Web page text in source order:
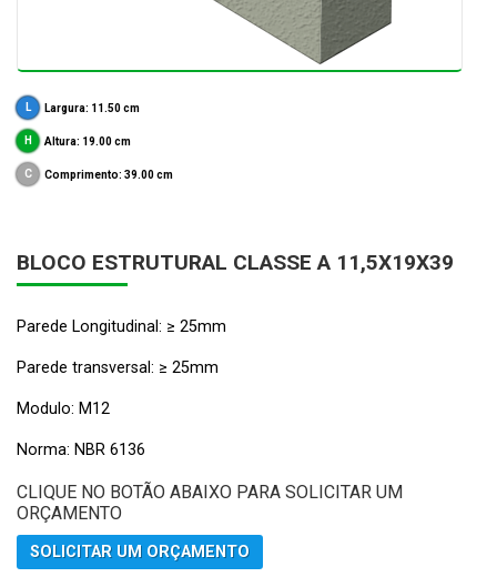
Largura: 11.50 cm
Altura: 19.00 cm
Comprimento: 39.00 cm
BLOCO ESTRUTURAL CLASSE A 11,5X19X39
Parede Longitudinal: ≥ 25mm
Parede transversal: ≥ 25mm
Modulo: M12
Norma: NBR 6136
CLIQUE NO BOTÃO ABAIXO PARA SOLICITAR UM
ORÇAMENTO
SOLICITAR UM ORÇAMENTO